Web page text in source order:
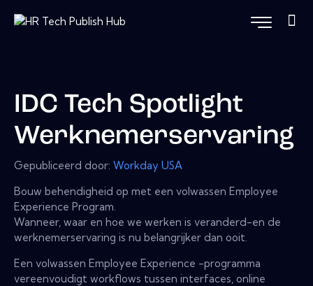
IDC Tech Spotlight
Werknemerservaring
Gepubliceerd door: Workday USA
Bouw behendigheid op met een volwassen Employee
Experience Program.
Wanneer, waar en hoe we werken is veranderd-en de
werknemerservaring is nu belangrijker dan ooit.
Een volwassen Employee Experience -programma
vereenvoudigt workflows tussen interfaces, online